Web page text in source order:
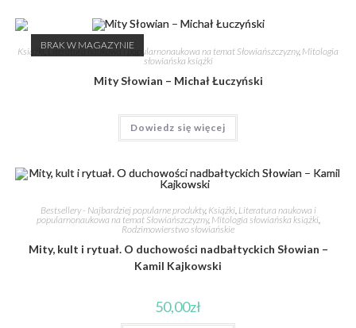
BRAK W MAGAZYNIE
Książki,Literatura naukowa i popularnonaukowa na temat Słowiańszczyzny, Mitologia
słowiańska książki
Mity Słowian – Michał Łuczyński
Dowiedz się więcej
Bestsellery - Najbardziej popularne produkty, Książki, Literatura naukowa i
popularnonaukowa na temat Słowiańszczyzny, Mitologia słowiańska książki,
Rodzimowierstwo słowiańskie
Mity, kult i rytuał. O duchowości nadbałtyckich Słowian –
Kamil Kajkowski
50,00zł